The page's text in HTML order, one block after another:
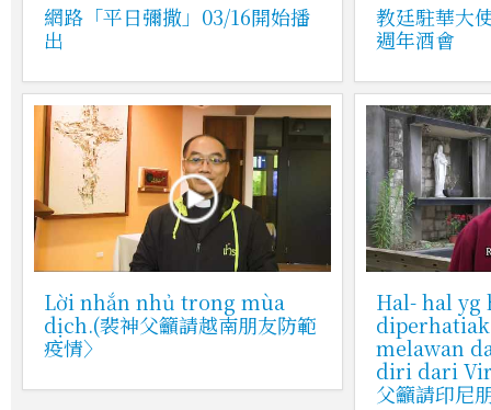
網路「平日彌撒」03/16開始播
出
教廷駐華大
週年酒會
Lời nhắn nhủ trong mùa
dịch.(裴神父籲請越南朋友防範
疫情〉
Hal- hal yg
melawan
diri dari
父籲請印尼